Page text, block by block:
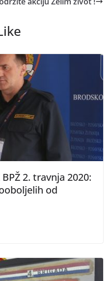
2. travnja 2020:
od